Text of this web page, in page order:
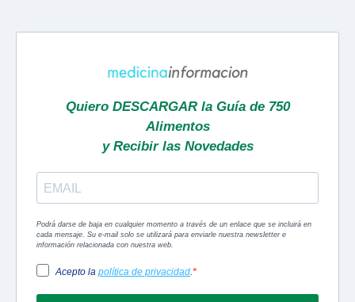
Quiero DESCARGAR la Guía de 750
Alimentos
y Recibir las Novedades
Podrá darse de baja en cualquier momento a través de un enlace que se incluirá en
cada mensaje. Su e-mail solo se utilizará para enviarle nuestra newsletter e
información relacionada con nuestra web.
Acepto la política de privacidad.